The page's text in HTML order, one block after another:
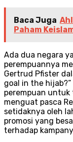
Baca Juga
Paham
Ada dua negara
perempuannya
Gertrud Pfister
goal in the
perempuan
menguat pasca
setidaknya oleh
promosi yang
terhadap